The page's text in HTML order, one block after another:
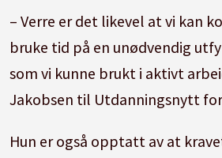
– Verre er det likevel at vi kan
bruke tid på en unødvendig
som vi kunne brukt i aktivt
Jakobsen til Utdanningsnytt
Hun er også opptatt av at